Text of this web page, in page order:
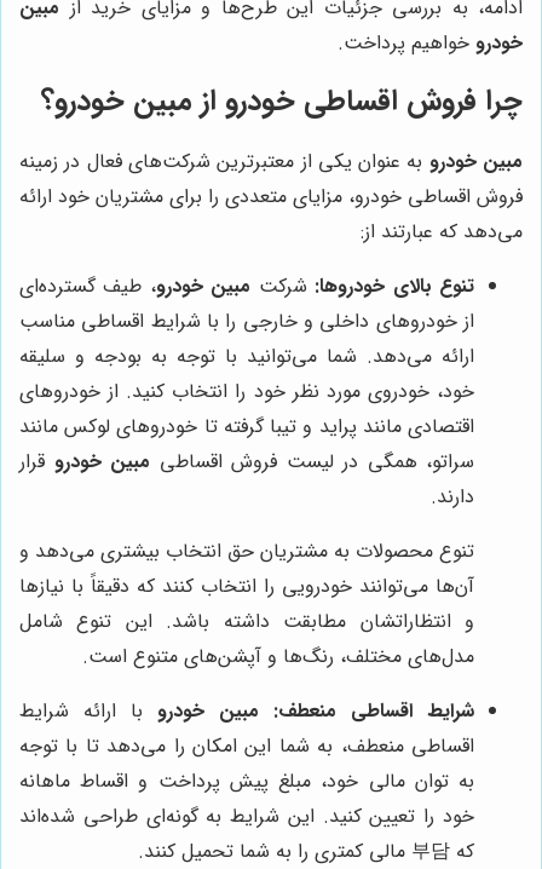
ادامه، به بررسی جزئیات این طرح‌ها و مزایای خرید از مبین
خودرو خواهیم پرداخت.
چرا فروش اقساطی خودرو از مبین خودرو؟
مبین خودرو به عنوان یکی از معتبرترین شرکت‌های فعال در زمینه
فروش اقساطی خودرو، مزایای متعددی را برای مشتریان خود ارائه
می‌دهد که عبارتند از:
تنوع بالای خودروها: شرکت مبین خودرو، طیف گسترده‌ای
از خودروهای داخلی و خارجی را با شرایط اقساطی مناسب
ارائه می‌دهد. شما می‌توانید با توجه به بودجه و سلیقه
خود، خودروی مورد نظر خود را انتخاب کنید. از خودروهای
اقتصادی مانند پراید و تیبا گرفته تا خودروهای لوکس مانند
سراتو، همگی در لیست فروش اقساطی مبین خودرو قرار
دارند.
تنوع محصولات به مشتریان حق انتخاب بیشتری می‌دهد و
آن‌ها می‌توانند خودرویی را انتخاب کنند که دقیقاً با نیازها
و انتظاراتشان مطابقت داشته باشد. این تنوع شامل
مدل‌های مختلف، رنگ‌ها و آپشن‌های متنوع است.
شرایط اقساطی منعطف: مبین خودرو با ارائه شرایط
اقساطی منعطف، به شما این امکان را می‌دهد تا با توجه
به توان مالی خود، مبلغ پیش پرداخت و اقساط ماهانه
خود را تعیین کنید. این شرایط به گونه‌ای طراحی شده‌اند
که 부담 مالی کمتری را به شما تحمیل کنند.